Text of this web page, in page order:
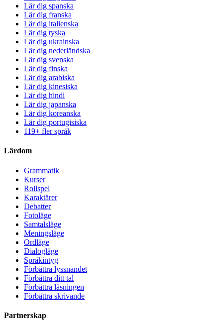
Lär dig spanska
Lär dig franska
Lär dig italienska
Lär dig tyska
Lär dig ukrainska
Lär dig nederländska
Lär dig svenska
Lär dig finska
Lär dig arabiska
Lär dig kinesiska
Lär dig hindi
Lär dig japanska
Lär dig koreanska
Lär dig portugisiska
119+ fler språk
Lärdom
Grammatik
Kurser
Rollspel
Karaktärer
Debatter
Fotoläge
Samtalsläge
Meningsläge
Ordläge
Dialogläge
Språkintyg
Förbättra lyssnandet
Förbättra ditt tal
Förbättra läsningen
Förbättra skrivande
Partnerskap